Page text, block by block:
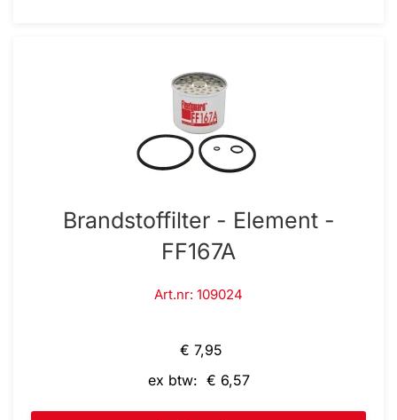
Brandstoffilter - Element -
FF167A
Art.nr: 109024
€ 7,95
ex btw: € 6,57